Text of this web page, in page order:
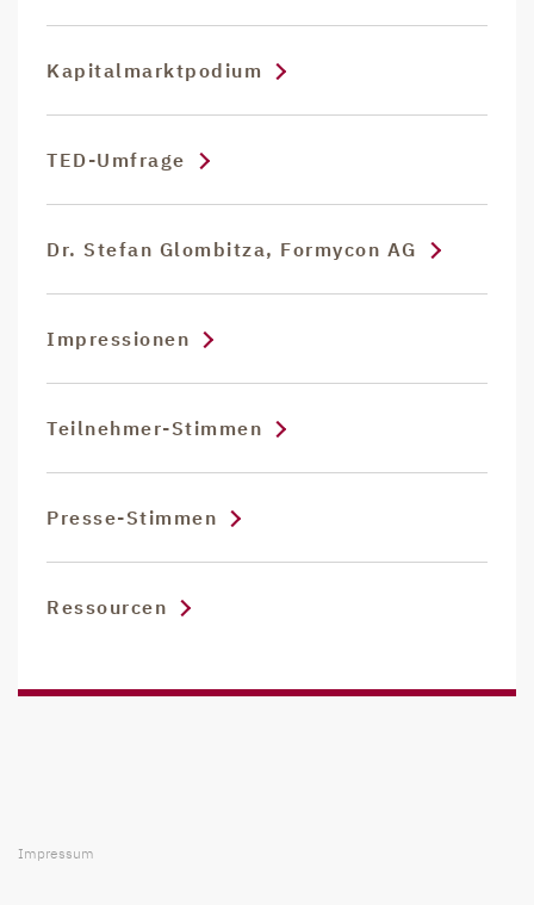
Kapitalmarktpodium
TED-Umfrage
Dr. Stefan Glombitza, Formycon AG
Impressionen
Teilnehmer-Stimmen
Presse-Stimmen
Ressourcen
Impressum